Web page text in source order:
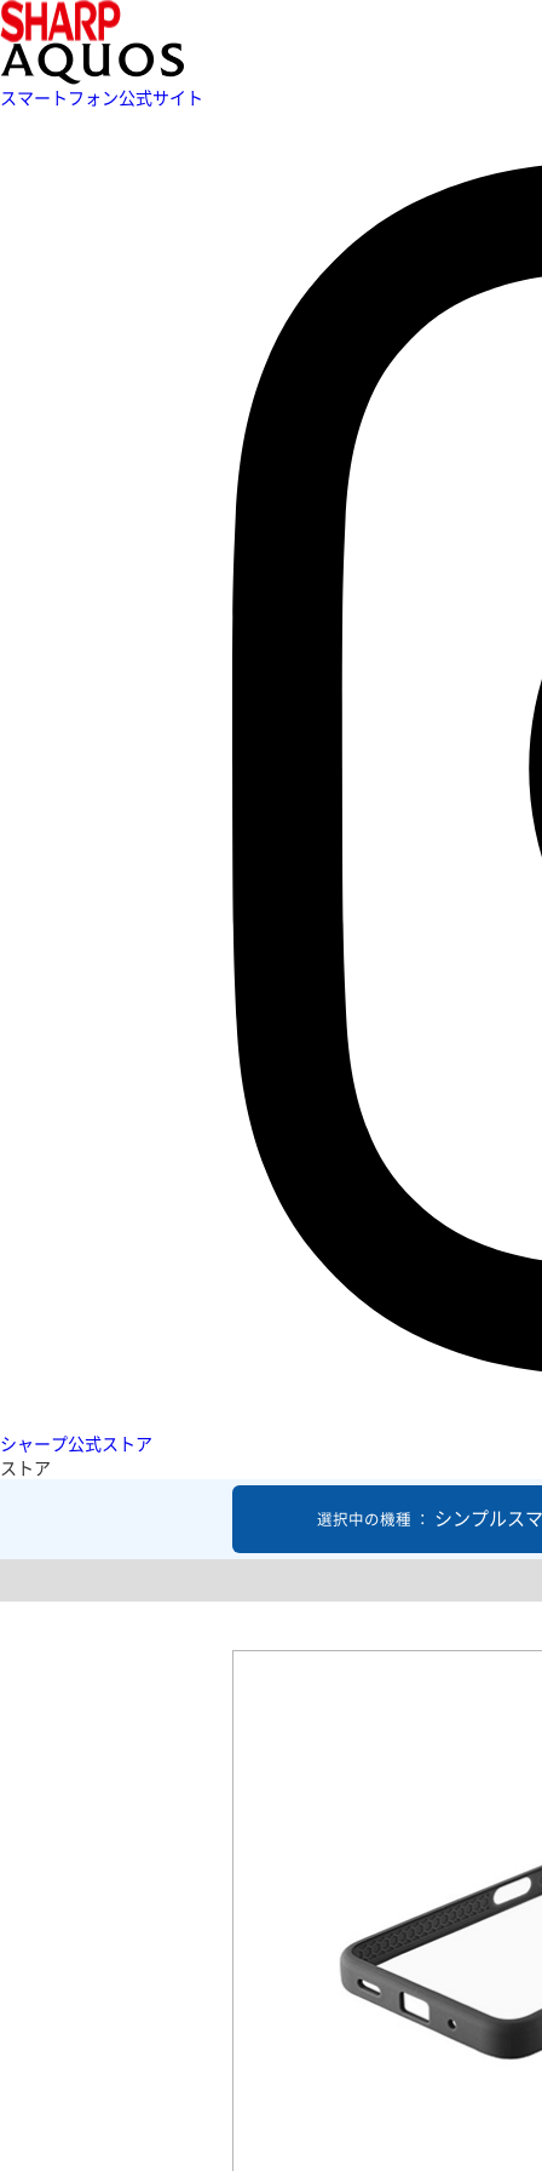
スマートフォン公式サイト
シャープ公式ストア
ストア
選択中の機種 ： シンプルス